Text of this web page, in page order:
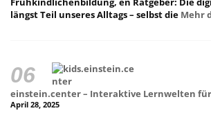
längst Teil unseres Alltags – selbst die Mehr
einstein.center – Interaktive Lernwelten
April 28, 2025